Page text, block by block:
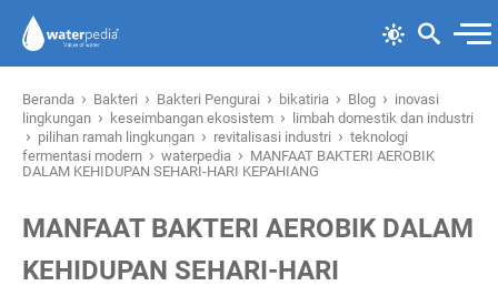
Beranda › Bakteri › Bakteri Pengurai › bikatiria › Blog › inovasi
lingkungan › keseimbangan ekosistem › limbah domestik dan industri
› pilihan ramah lingkungan › revitalisasi industri › teknologi
fermentasi modern › waterpedia › MANFAAT BAKTERI AEROBIK
DALAM KEHIDUPAN SEHARI-HARI KEPAHIANG
MANFAAT BAKTERI AEROBIK DALAM
KEHIDUPAN SEHARI-HARI